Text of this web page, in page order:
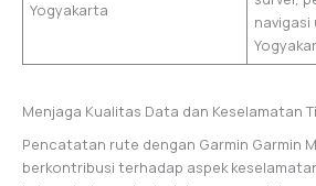
Yogyakarta
navigasi
Menjaga Kualitas Data dan Keselamatan
Pencatatan rute dengan Garmin Garmin
berkontribusi terhadap aspek